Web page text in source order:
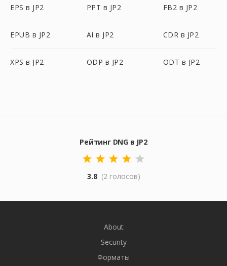
EPS в JP2 PPT в JP2 FB2 в JP2
EPUB в JP2 AI в JP2 CDR в JP2
XPS в JP2 ODP в JP2 ODT в JP2
Рейтинг DNG в JP2
3.8 (2 голосов)
About
Security
Форматы